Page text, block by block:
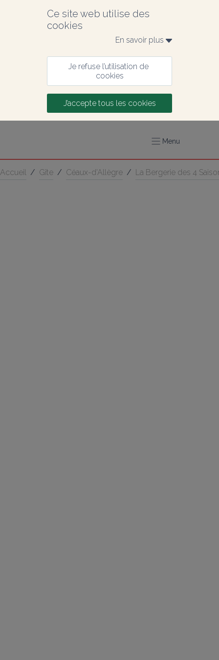
Ce site web utilise des
cookies
En savoir plus
Je refuse l’utilisation de
cookies
J’accepte tous les cookies
Menu
Accueil / Gîte / Céaux-d'Allègre / La Bergerie des 4